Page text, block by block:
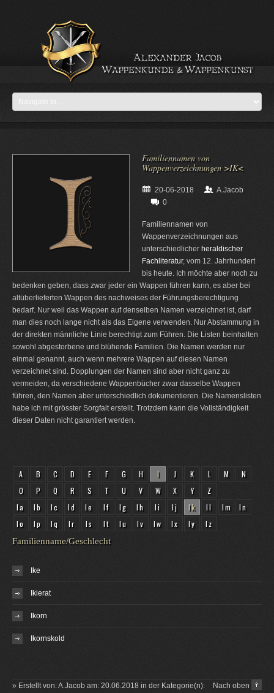
Familiennamen von
Wappenverzeichnungen >IK<
20-06-2018
A.Jacob
0
Familiennamen von
Wappenverzeichnungen aus
unterschiedlicher heraldischer
Fachliteratur, vom 12. Jahrhundert
bis heute. Ich möchte aber noch zu
bedenken geben, dass zwar jeder ein Wappen führen kann, es aber bei
altüberlieferten Wappen des nachweises der Führungsberechtigung
bedarf. Nur weil das Wappen auf denselben Namen verzeichnet ist, darf
man dies noch lange nicht als das Eigene verwenden. Nur Abstammung in
der direkten männliche Linie berechtigt zum Führen. Die Listen beinhalten
sowohl abgestorbene und blühende Familien. Die Namen werden nur
einmal genannt, auch wenn mehrere Wappen auf diesen Namen
verzeichnet sind. Dopplungen der Namen sind aber nicht ganz zu
vermeiden, da verschiedene Wappenbücher zwar dasselbe Wappen
führen, den Namen aber unterschiedlich dokumentieren. Die Namenslisten
habe ich mit grösster Sorgfalt erstellt. Trotzdem kann die Vollständigkeit
dieser Daten nicht garantiert werden.
A B C D E F G H I J K L M
N
O
P Q R S T U V W X Y
Z
Ia
Ib Ic Id Ie If Ig Ih Ii Ij Ik Il Im
In
Io
Ip Iq Ir Is It Iu Iv Iw Ix Iy Iz
Familienname/Geschlecht
Ike
Ikierat
Ikorn
Ikornskold
Nach oben
» Erstellt von: A.Jacob am: 20.06.2018 in der Kategorie(n):